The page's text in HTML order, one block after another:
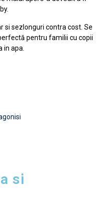
si sezlonguri contra cost. Se
pentru familii cu copii
in apa.
si